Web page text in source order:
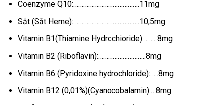
Coenzyme Q10:………………………………….11mg
Sắt (Sắt Heme):………………………………….10,5mg
Vitamin B1(Thiamine Hydrochioride)…….. 8mg
Vitamin B2 (Riboflavin):………………………..8mg
Vitamin B6 (Pyridoxine hydrochloride):…..8mg
Vitamin B12 (0,01%)(Cyanocobalamin):…8mg